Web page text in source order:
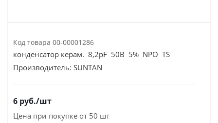
Код товара 00-00001286
конденсатор керам. 8,2pF 50В 5% NPO TS
Производитель: SUNTAN
6 руб./шт
Цена при покупке от 50 шт